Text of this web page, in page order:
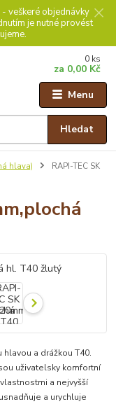
veškeré objednávky
je nutné provést
Menu
Hledat
0 ks
za 0,00 Kč
hlava)
RAPI-TEC SK
a drážkou T40.
uživatelsky komfortní
a nejvyšší
a urychluje